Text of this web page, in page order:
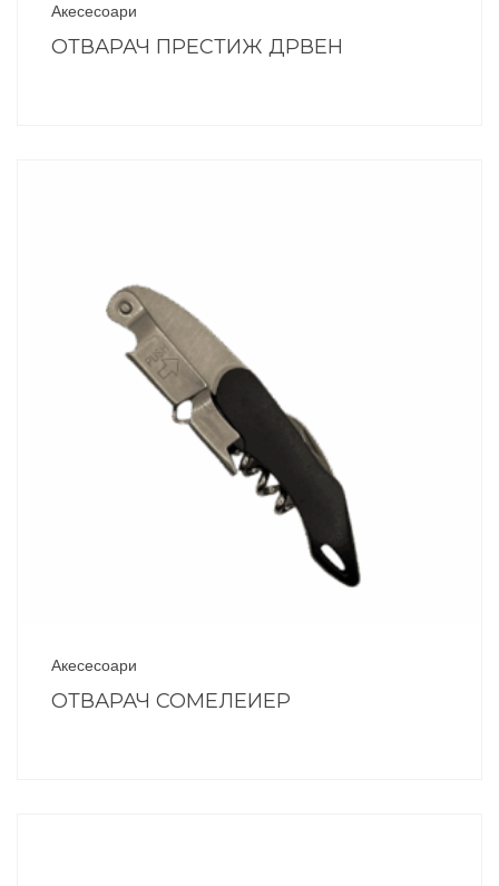
Акесесоари
ОТВАРАЧ ПРЕСТИЖ ДРВЕН
Акесесоари
ОТВАРАЧ СОМЕЛЕИЕР